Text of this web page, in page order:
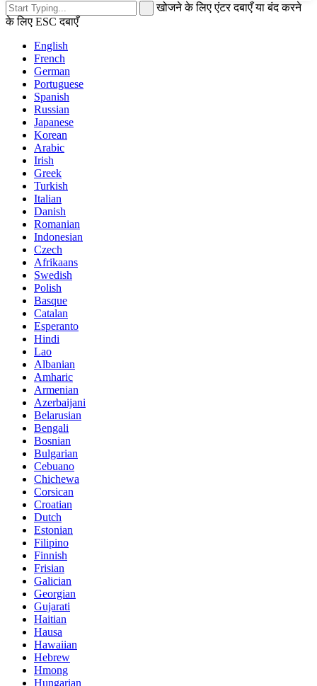
खोजने के लिए एंटर दबाएँ या बंद करने
के लिए ESC दबाएँ
English
French
German
Portuguese
Spanish
Russian
Japanese
Korean
Arabic
Irish
Greek
Turkish
Italian
Danish
Romanian
Indonesian
Czech
Afrikaans
Swedish
Polish
Basque
Catalan
Esperanto
Hindi
Lao
Albanian
Amharic
Armenian
Azerbaijani
Belarusian
Bengali
Bosnian
Bulgarian
Cebuano
Chichewa
Corsican
Croatian
Dutch
Estonian
Filipino
Finnish
Frisian
Galician
Georgian
Gujarati
Haitian
Hausa
Hawaiian
Hebrew
Hmong
Hungarian